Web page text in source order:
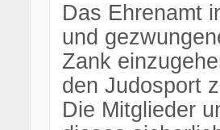
Das Ehrenamt
und
Zank
den Judosport
Die Mitglieder